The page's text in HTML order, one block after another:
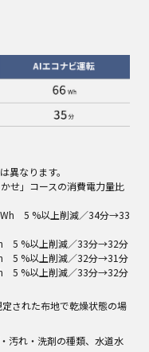
異なります。​
せ」コースの消費電力量比
Wh 5 %以上削減／34分→33
5 %以上削減／33分→32分
5 %以上削減／32分→31分
5 %以上削減／33分→32分
された布地で乾燥状態の場
汚れ・洗剤の種類、水道水